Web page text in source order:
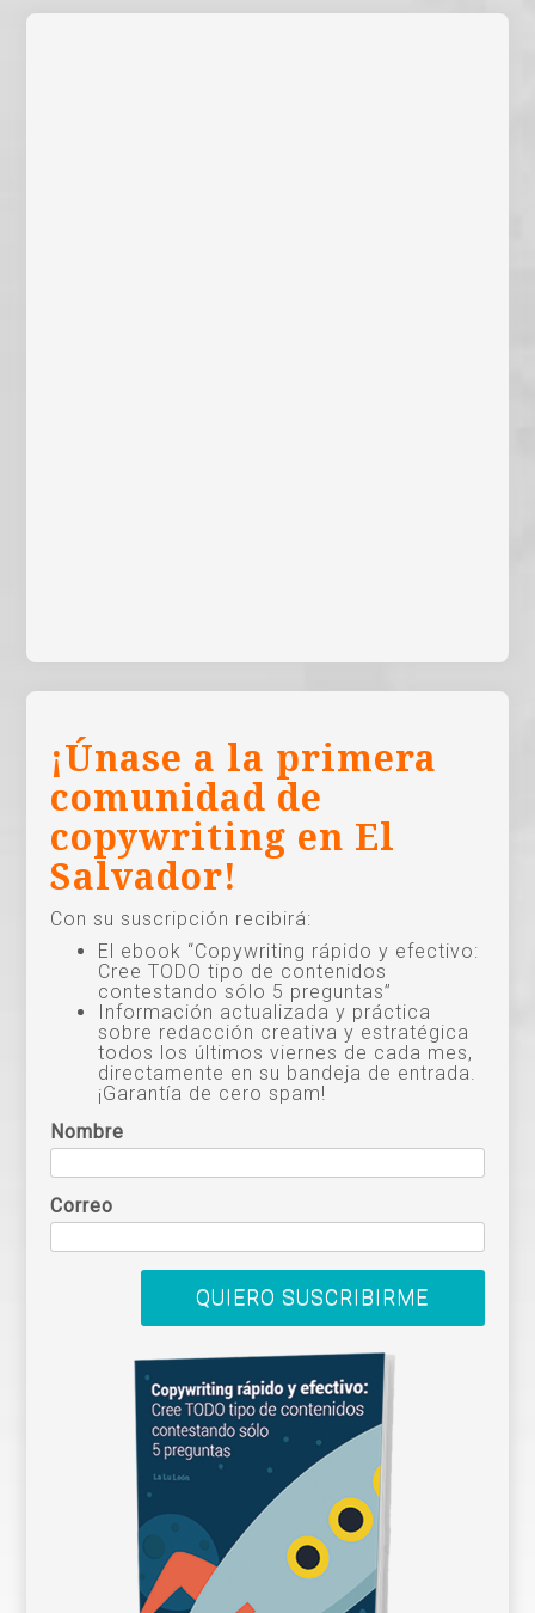
¡Únase a la primera
comunidad de
copywriting en El
Salvador!
Con su suscripción recibirá:
El ebook “Copywriting rápido y efectivo:
Cree TODO tipo de contenidos
contestando sólo 5 preguntas”
Información actualizada y práctica
sobre redacción creativa y estratégica
todos los últimos viernes de cada mes,
directamente en su bandeja de entrada.
¡Garantía de cero spam!
Nombre
Correo